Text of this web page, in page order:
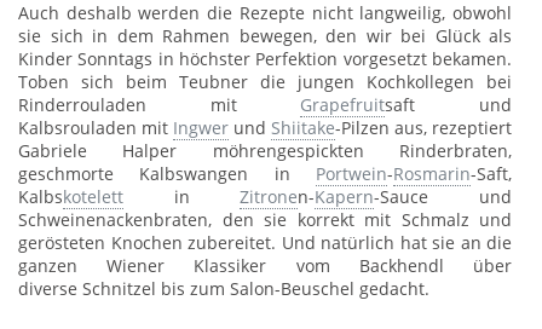
Auch deshalb werden die Rezepte nicht langweilig, obwohl
sie sich in dem Rahmen bewegen, den wir bei Glück als
Kinder Sonntags in höchster Perfektion vorgesetzt bekamen.
Toben sich beim Teubner die jungen Kochkollegen bei
Rinderrouladen mit Grapefruitsaft und
Kalbsrouladen mit Ingwer und Shiitake-Pilzen aus, rezeptiert
Gabriele Halper möhrengespickten Rinderbraten,
geschmorte Kalbswangen in Portwein-Rosmarin-Saft,
Kalbskotelett inZitronen-Kapern-Sauce und
Schweinenackenbraten, den sie korrekt mit Schmalz und
gerösteten Knochen zubereitet. Und natürlich hat sie an die
ganzen Wiener Klassiker vom Backhendl über
diverse Schnitzel bis zum Salon-Beuschel gedacht.